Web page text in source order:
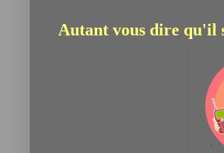
Autant vous dire qu'il